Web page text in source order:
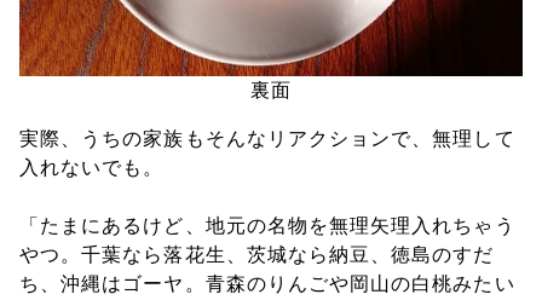
裏面
実際、うちの家族もそんなリアクションで、無理して
入れないでも。
「たまにあるけど、地元の名物を無理矢理入れちゃう
やつ。千葉なら落花生、茨城なら納豆、徳島のすだ
ち、沖縄はゴーヤ。青森のりんごや岡山の白桃みたい